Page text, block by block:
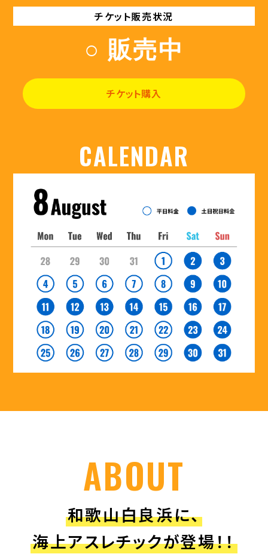
チケット販売状況
○ 販売中
チケット購入
CALENDAR
ABOUT
和歌山白良浜に、
海上アスレチックが登場！！